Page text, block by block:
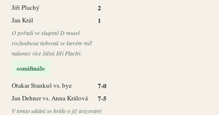
Jiří Plachý 2
Jan Král 1
O pořadí ve skupině D musel
rozhodnout tiebreak ve kterém měl
nakonec více štěstí Jiří Plachý.
osmifinále
Otakar Stankuš vs. bye 7-0
Jan Dehner vs. Anna Králová 7-5
V tomto utkání se hrálo o již avizovaný